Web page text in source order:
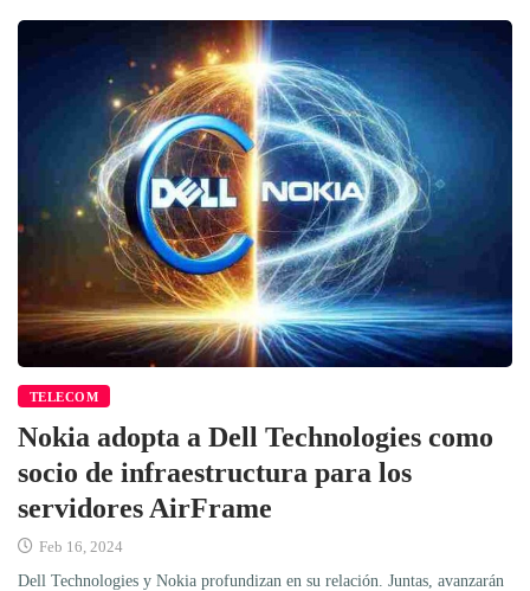
TELECOM
Nokia adopta a Dell Technologies como
socio de infraestructura para los
servidores AirFrame
Feb 16, 2024
Dell Technologies y Nokia profundizan en su relación. Juntas, avanzarán